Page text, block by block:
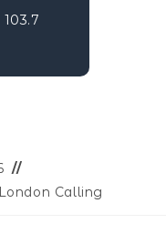
103.7
London Calling